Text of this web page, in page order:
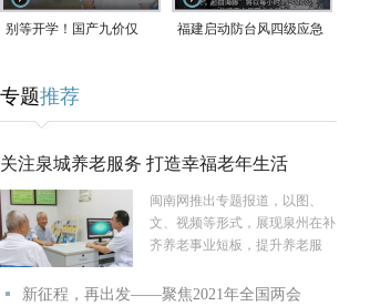
别等开学！国产九价仅
紧打
福建启动防台风四级应急
专题推荐
关注泉城养老服务 打造幸福老年生活
闽南网推出专题报道，以图、
文、视频等形式，展现泉州在补
齐养老事业短板，提升养老服
新征程，再出发——聚焦2021年全国两会